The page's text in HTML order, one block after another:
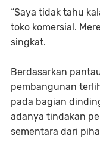
“Saya tidak tahu
toko komersial.
singkat.
Berdasarkan
pembangunan
pada bagian
adanya tindakan
sementara dari